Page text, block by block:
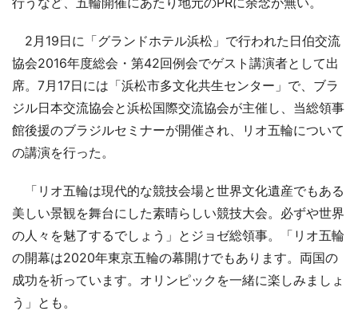
2月19日に「グランドホテル浜松」で行われた日伯交流
協会2016年度総会・第42回例会でゲスト講演者として出
席。7月17日には「浜松市多文化共生センター」で、ブラ
ジル日本交流協会と浜松国際交流協会が主催し、当総領事
館後援のブラジルセミナーが開催され、リオ五輪について
の講演を行った。
「リオ五輪は現代的な競技会場と世界文化遺産でもある
美しい景観を舞台にした素晴らしい競技大会。必ずや世界
の人々を魅了するでしょう」とジョゼ総領事。「リオ五輪
の開幕は2020年東京五輪の幕開けでもあります。両国の
成功を祈っています。オリンピックを一緒に楽しみましょ
う」とも。